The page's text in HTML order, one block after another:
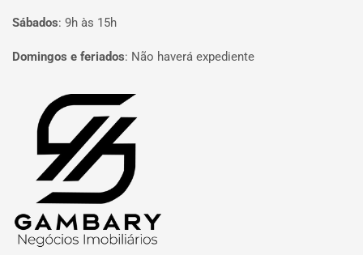
Sábados: 9h às 15h
Domingos e feriados: Não haverá expediente
Página inicial